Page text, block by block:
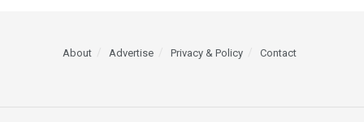
About Advertise Privacy & Policy Contact